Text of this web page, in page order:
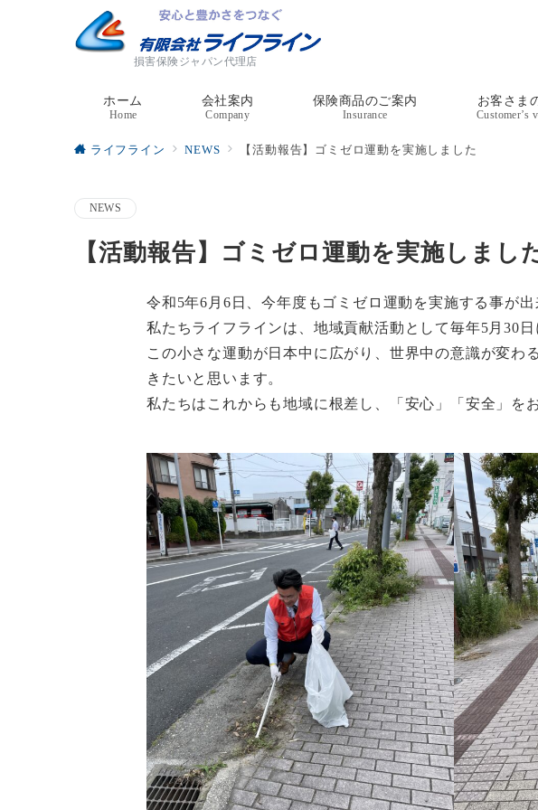
損害保険ジャパン代理店
ホーム
Home
会社案内
Company
保険商品のご案内
Insurance
お客さま
Customer’s
ライフライン NEWS 【活動報告】ゴミゼロ運動を実施しました
NEWS
【活動報告】ゴミゼロ運動を実施しまし
令和5年6月6日、今年度もゴミゼロ運動を実施する事が出
私たちライフラインは、地域貢献活動として毎年5月30日
この小さな運動が日本中に広がり、世界中の意識が変
きたいと思います。
私たちはこれからも地域に根差し、「安心」「安全」を